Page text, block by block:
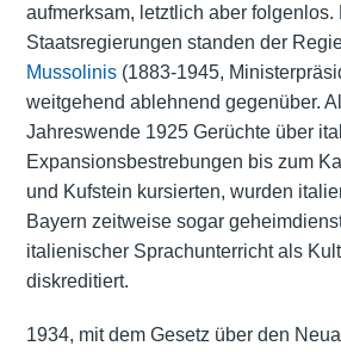
aufmerksam, letztlich aber folgenlos.
Staatsregierungen standen der
Mussolinis(1883-1945,
weitgehend ablehnend gegenüber.
Jahreswende 1925 Gerüchte über
Expansionsbestrebungen bis zum
und Kufstein kursierten, wurden
Bayern zeitweise sogar
italienischer Sprachunterricht als
diskreditiert.
1934, mit dem Gesetz über den